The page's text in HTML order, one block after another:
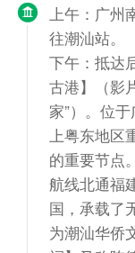
上午：广
往潮汕站。
下午：抵达
古港】（影
家”）。位
上粤东地
的重要节点
航线北通福
国，承载了
为潮汕华侨